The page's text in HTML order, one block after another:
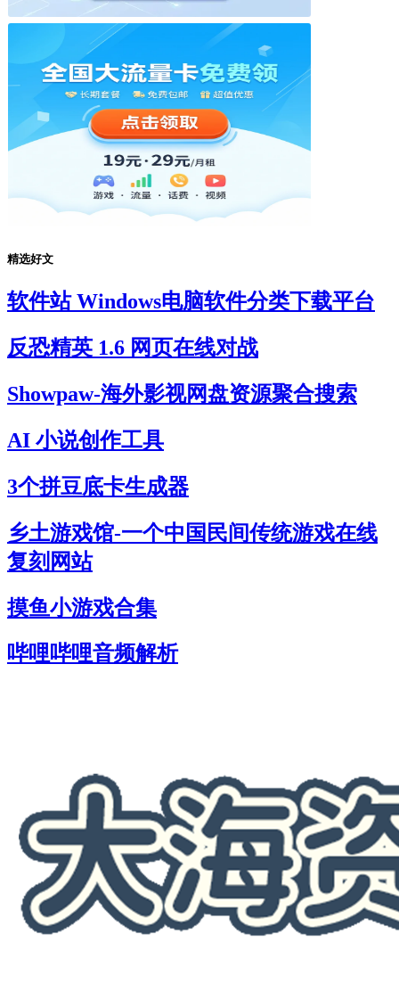
精选好文
软件站 Windows电脑软件分类下载平台
反恐精英 1.6 网页在线对战
Showpaw-海外影视网盘资源聚合搜索
AI 小说创作工具
3个拼豆底卡生成器
乡土游戏馆-一个中国民间传统游戏在线
复刻网站
摸鱼小游戏合集
哔哩哔哩音频解析